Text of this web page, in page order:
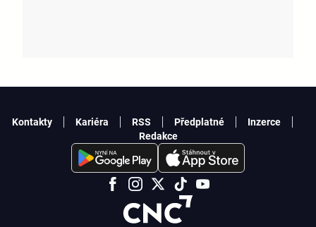
Kontakty Kariéra RSS Předplatné
Inzerce
Redakce